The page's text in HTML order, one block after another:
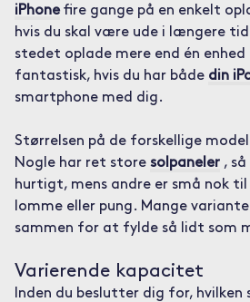
iPhonefire gange på en enkelt
hvis du skal være ude i længere
stedet oplade mere end én
fantastisk, hvis du har både din
smartphone med dig.
Størrelsen på de forskellige
Nogle har ret store solpaneler, så
hurtigt, mens andre er små nok til
lomme eller pung. Mange
sammen for at fylde så lidt som
Varierende kapacitet
Inden du beslutter dig for, hvilken